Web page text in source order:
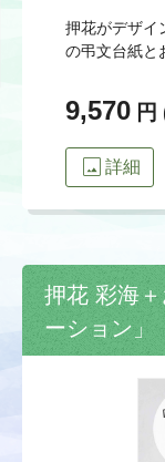
押花がデザイ
の弔文台紙と
9,570 円
image 詳細
押花 彩海
ーション」